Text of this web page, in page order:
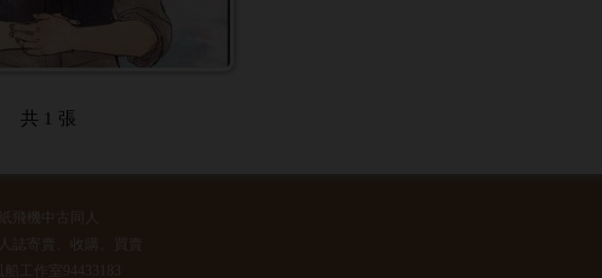
共 1 張
紙飛機中古同人
船工作室94433183